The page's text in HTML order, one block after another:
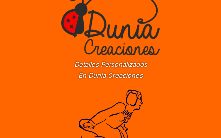
Detalles Personalizados
En Dunia Creaciones